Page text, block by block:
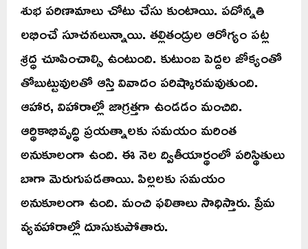
శుభ పరిణామాలు చోటు చేసు కుంటాయి. పదోన్నతి
లభించే సూచనలున్నాయి. తల్లితండ్రుల ఆరోగ్యం పట్ల
శ్రద్ధ చూపించాల్సి ఉంటుంది. కుటుంబ పెద్దల జోక్యంతో
తోబుట్టువులతో ఆస్తి వివాదం పరిష్కారమవుతుంది.
ఆహార, విహారాల్లో జాగ్రత్తగా ఉండడం మంచిది.
ఆర్థికాభివృద్ధి ప్రయత్నాలకు సమయం మరింత
అనుకూలంగా ఉంది. ఈ నెల ద్వితీయార్థంలో పరిస్థితులు
బాగా మెరుగుపడతాయి. పిల్లలకు సమయం
అనుకూలంగా ఉంది. మంచి ఫలితాలు సాధిస్తారు. ప్రేమ
వ్యవహారాల్లో దూసుకుపోతారు.